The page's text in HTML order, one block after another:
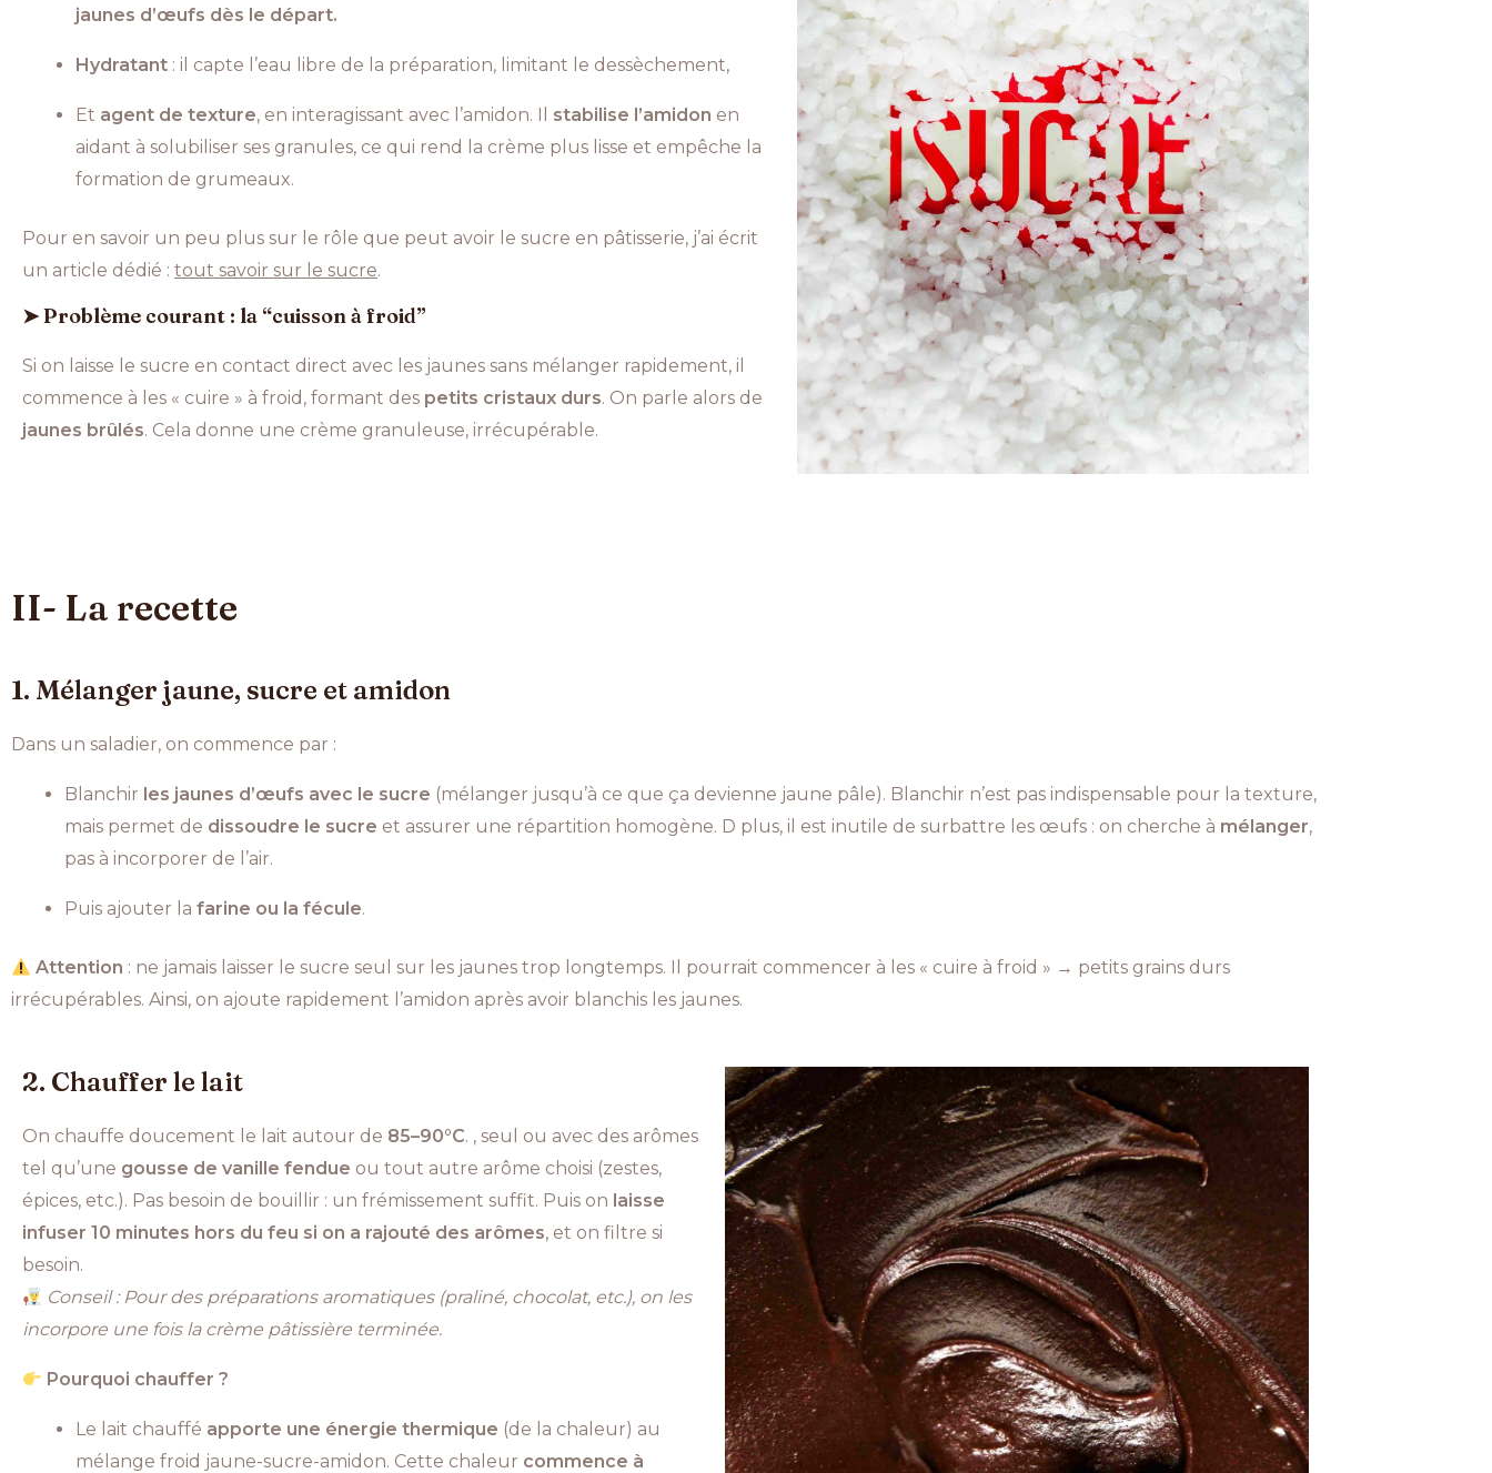
jaunes d’œufs dès le départ.
Hydratant : il capte l’eau libre de la préparation, limitant le dessèchement,
Et agent de texture, en interagissant avec l’amidon. Il stabilise l’amidon en
aidant à solubiliser ses granules, ce qui rend la crème plus lisse et empêche la
formation de grumeaux.
Pour en savoir un peu plus sur le rôle que peut avoir le sucre en pâtisserie, j’ai écrit
un article dédié : tout savoir sur le sucre.
➤ Problème courant : la “cuisson à froid”
Si on laisse le sucre en contact direct avec les jaunes sans mélanger rapidement, il
commence à les « cuire » à froid, formant des petits cristaux durs. On parle alors de
jaunes brûlés. Cela donne une crème granuleuse, irrécupérable.
II- La recette
1. Mélanger jaune, sucre et amidon
Dans un saladier, on commence par :
Blanchir les jaunes d’œufs avec le sucre (mélanger jusqu’à ce que ça devienne jaune pâle). Blanchir n’est pas indispensable pour la texture,
mais permet de dissoudre le sucre et assurer une répartition homogène. D plus, il est inutile de surbattre les œufs : on cherche à mélanger,
pas à incorporer de l’air.
Puis ajouter la farine ou la fécule.
Attention : ne jamais laisser le sucre seul sur les jaunes trop longtemps. Il pourrait commencer à les « cuire à froid » → petits grains durs
irrécupérables. Ainsi, on ajoute rapidement l’amidon après avoir blanchis les jaunes.
2. Chauffer le lait
On chauffe doucement le lait autour de 85–90°C. , seul ou avec des arômes
tel qu’une gousse de vanille fendue ou tout autre arôme choisi (zestes,
épices, etc.). Pas besoin de bouillir : un frémissement suffit. Puis on laisse
infuser 10 minutes hors du feu si on a rajouté des arômes, et on filtre si
besoin.
Conseil : Pour des préparations aromatiques (praliné, chocolat, etc.), on les
incorpore une fois la crème pâtissière terminée.
Pourquoi chauffer ?
Le lait chauffé apporte une énergie thermique (de la chaleur) au
mélange froid jaune-sucre-amidon. Cette chaleur commence à